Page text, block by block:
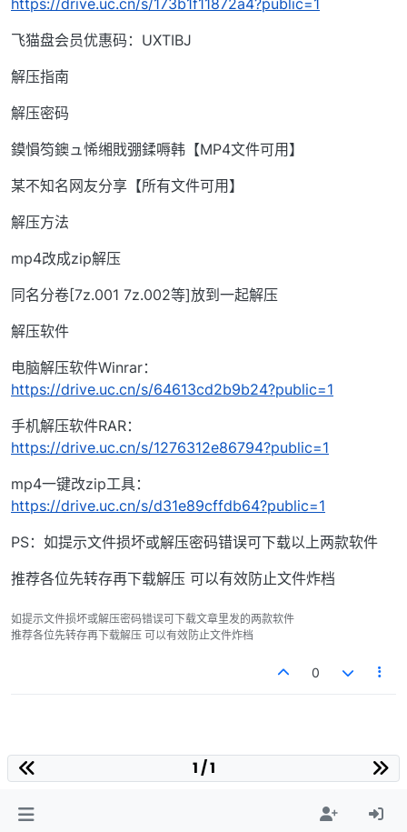
飞猫盘会员优惠码：UXTIBJ
解压指南
解压密码
鏌愪笉鐭ュ悕缃戝弸鍒嗕韩【MP4文件可用】
某不知名网友分享【所有文件可用】
解压方法
mp4改成zip解压
同名分卷[7z.001 7z.002等]放到一起解压
解压软件
电脑解压软件Winrar：
https://drive.uc.cn/s/64613cd2b9b24?public=1
手机解压软件RAR：
https://drive.uc.cn/s/1276312e86794?public=1
mp4一键改zip工具：
https://drive.uc.cn/s/d31e89cffdb64?public=1
PS：如提示文件损坏或解压密码错误可下载以上两款软件
推荐各位先转存再下载解压 可以有效防止文件炸档
如提示文件损坏或解压密码错误可下载文章里发的两款软件
推荐各位先转存再下载解压 可以有效防止文件炸档
0
1 / 1